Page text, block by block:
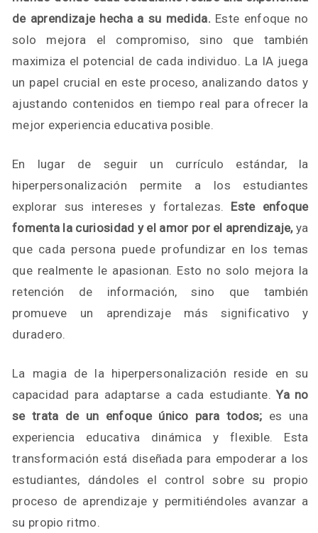
de aprendizaje hecha a su medida. Este enfoque no
solo mejora el compromiso, sino que también
maximiza el potencial de cada individuo. La IA juega
un papel crucial en este proceso, analizando datos y
ajustando contenidos en tiempo real para ofrecer la
mejor experiencia educativa posible.
En lugar de seguir un currículo estándar, la
hiperpersonalización permite a los estudiantes
explorar sus intereses y fortalezas. Este enfoque
fomenta la curiosidad y el amor por el aprendizaje,ya
que cada persona puede profundizar en los temas
que realmente le apasionan. Esto no solo mejora la
retención de información, sino que también
promueve un aprendizaje más significativo y
duradero.
La magia de la hiperpersonalización reside en su
capacidad para adaptarse a cada estudiante.Ya no
se trata de un enfoque único para todos; es una
experiencia educativa dinámica y flexible. Esta
transformación está diseñada para empoderar a los
estudiantes, dándoles el control sobre su propio
proceso de aprendizaje y permitiéndoles avanzar a
su propio ritmo.